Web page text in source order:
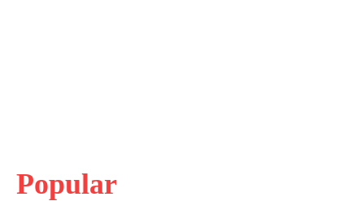
Popular